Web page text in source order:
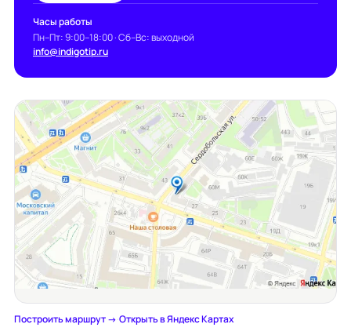
Часы работы
Пн–Пт: 9:00–18:00 · Сб–Вс: выходной
info@indigotip.ru
Построить маршрут →·Открыть в Яндекс Картах